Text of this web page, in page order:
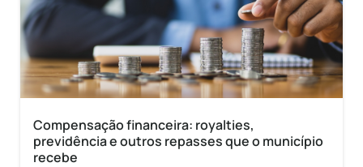
Compensação financeira: royalties,
previdência e outros repasses que o município
recebe